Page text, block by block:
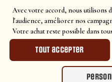
Avec votre accord, nous utilisons
l'audience, améliorer nos
Votre achat reste possible dans
Tout accepter